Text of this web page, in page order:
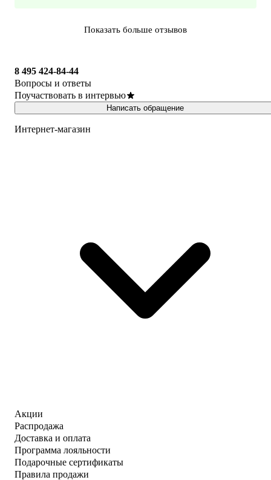
Показать больше отзывов
8 495 424-84-44
Вопросы и ответы
Поучаствовать в интервью
Написать обращение
Интернет-магазин
Акции
Распродажа
Доставка и оплата
Программа лояльности
Подарочные сертификаты
Правила продажи